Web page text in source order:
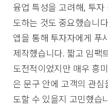
융업 특성을 고려해, 투
도하는 것도 중요했습니
앱을 통해 투자자에게 푸
제작했습니다. 짧고 임팩
도전적이었지만 매우 흥
은 문구 안에 고객의 관
도할 수 있을지 고민했습